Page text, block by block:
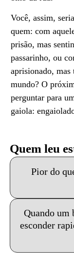
Você, assim,
quem: com
prisão, mas
passarinho, ou
aprisionado, mas
mundo? O
perguntar para
gaiola:
Quem leu
Pior do
Quando um
esconder